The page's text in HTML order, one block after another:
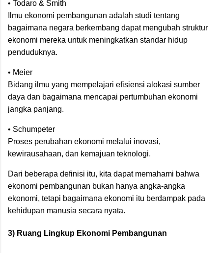
• Todaro & Smith
Ilmu ekonomi pembangunan adalah studi tentang
bagaimana negara berkembang dapat mengubah struktur
ekonomi mereka untuk meningkatkan standar hidup
penduduknya.
• Meier
Bidang ilmu yang mempelajari efisiensi alokasi sumber
daya dan bagaimana mencapai pertumbuhan ekonomi
jangka panjang.
• Schumpeter
Proses perubahan ekonomi melalui inovasi,
kewirausahaan, dan kemajuan teknologi.
Dari beberapa definisi itu, kita dapat memahami bahwa
ekonomi pembangunan bukan hanya angka-angka
ekonomi, tetapi bagaimana ekonomi itu berdampak pada
kehidupan manusia secara nyata.
3) Ruang Lingkup Ekonomi Pembangunan